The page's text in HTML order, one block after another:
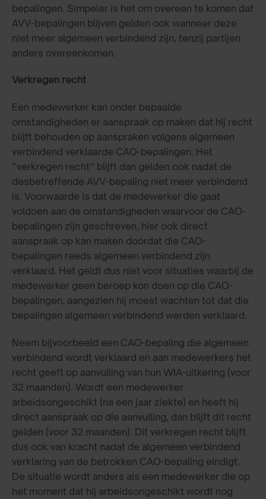
bepalingen. Simpeler is het om overeen te komen dat
AVV-bepalingen blijven gelden ook wanneer deze
niet meer algemeen verbindend zijn, tenzij partijen
anders overeenkomen.
Verkregen recht
Een medewerker kan onder bepaalde
omstandigheden er aanspraak op maken dat hij recht
blijft behouden op aanspraken volgens algemeen
verbindend verklaarde CAO-bepalingen. Het
“verkregen recht” blijft dan gelden ook nadat de
desbetreffende AVV-bepaling niet meer verbindend
is. Voorwaarde is dat de medewerker die gaat
voldoen aan de omstandigheden waarvoor de CAO-
bepalingen zijn geschreven, hier ook direct
aanspraak op kan maken doordat die CAO-
bepalingen reeds algemeen verbindend zijn
verklaard. Het geldt dus niet voor situaties waarbij de
medewerker geen beroep kon doen op die CAO-
bepalingen, aangezien hij moest wachten tot dat die
bepalingen algemeen verbindend werden verklaard.
Neem bijvoorbeeld een CAO-bepaling die algemeen
verbindend wordt verklaard en aan medewerkers het
recht geeft op aanvulling van hun WIA-uitkering (voor
32 maanden). Wordt een medewerker
arbeidsongeschikt (na een jaar ziekte) en heeft hij
direct aanspraak op die aanvulling, dan blijft dit recht
gelden (voor 32 maanden). Dit verkregen recht blijft
dus ook van kracht nadat de algemeen verbindend
verklaring van de betrokken CAO-bepaling eindigt.
De situatie wordt anders als een medewerker die op
het moment dat hij arbeidsongeschikt wordt nog